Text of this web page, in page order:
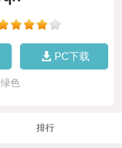
PC下载
色
排行